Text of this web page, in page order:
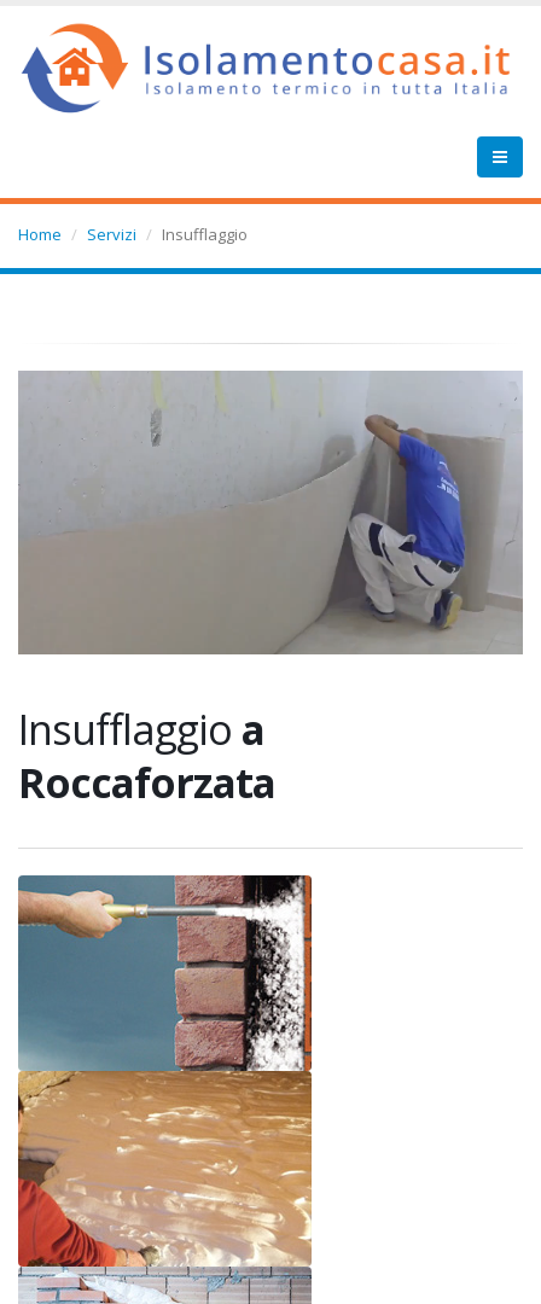
Home Servizi Insufflaggio
Insufflaggio a
Roccaforzata